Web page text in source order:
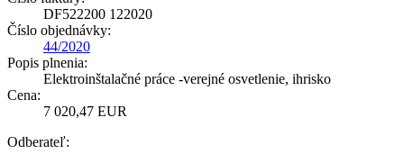
DF522200 122020
Číslo objednávky:
44/2020
Popis plnenia:
Elektroinštalačné práce -verejné osvetlenie, ihrisko
Cena:
7 020,47 EUR
Odberateľ: